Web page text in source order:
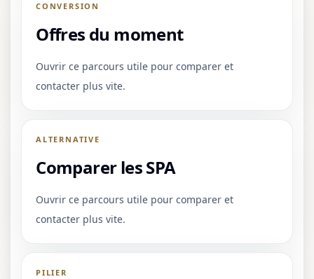
CONVERSION
Offres du moment
Ouvrir ce parcours utile pour comparer et
contacter plus vite.
ALTERNATIVE
Comparer les SPA
Ouvrir ce parcours utile pour comparer et
contacter plus vite.
PILIER